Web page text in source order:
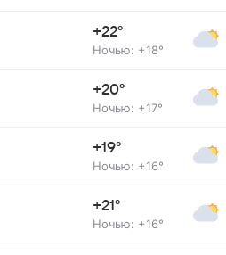
+22°
Ночью: +18°
+20°
Ночью: +17°
+19°
Ночью: +16°
+21°
Ночью: +16°